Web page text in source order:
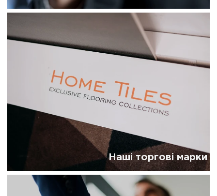
Наші торгові марки